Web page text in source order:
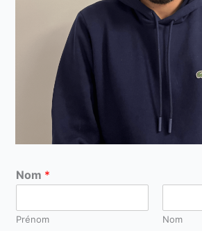
Nom *
Prénom Nom